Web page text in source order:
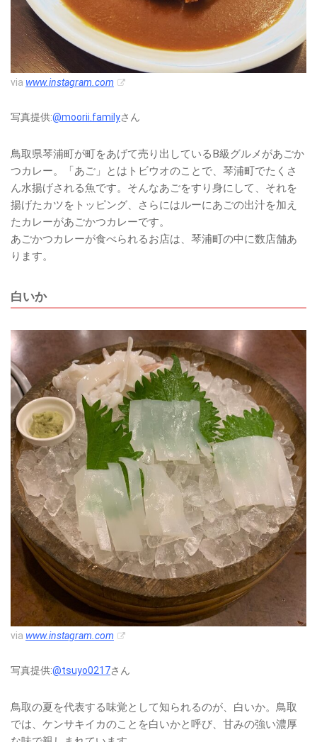
via www.instagram.com
写真提供:@moorii.familyさん
鳥取県琴浦町が町をあげて売り出しているB級グルメがあごか
つカレー。「あご」とはトビウオのことで、琴浦町でたくさ
ん水揚げされる魚です。そんなあごをすり身にして、それを
揚げたカツをトッピング、さらにはルーにあごの出汁を加え
たカレーがあごかつカレーです。
あごかつカレーが食べられるお店は、琴浦町の中に数店舗あ
ります。
白いか
via www.instagram.com
写真提供:@tsuyo0217さん
鳥取の夏を代表する味覚として知られるのが、白いか。鳥取
では、ケンサキイカのことを白いかと呼び、甘みの強い濃厚